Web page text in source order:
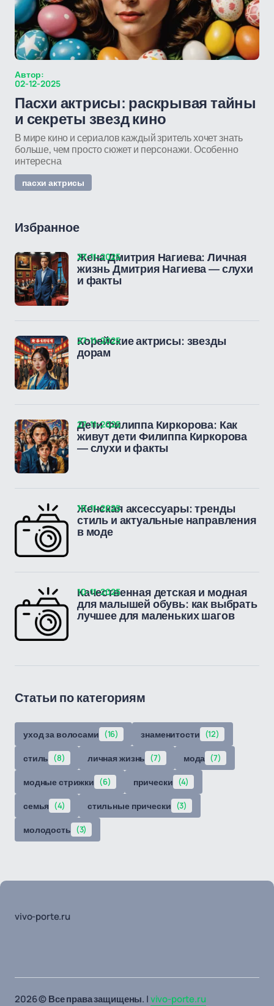
Автор:
02-12-2025
Пасхи актрисы: раскрывая тайны
и секреты звезд кино
В мире кино и сериалов каждый зритель хочет знать
больше, чем просто сюжет и персонажи. Особенно
интересна
пасхи актрисы
Избранное
Жена Дмитрия Нагиева: Личная
жизнь Дмитрия Нагиева — слухи
и факты
27-11-2025
Корейские актрисы: звезды
дорам
27-11-2025
Дети Филиппа Киркорова: Как
живут дети Филиппа Киркорова
— слухи и факты
27-11-2025
Женская аксессуары: тренды
стиль и актуальные направления
в моде
10-11-2025
Качественная детская и модная
для малышей обувь: как выбрать
лучшее для маленьких шагов
10-11-2025
Статьи по категориям
уход за волосами (16) знаменитости (12)
стиль (8) личная жизнь (7) мода (7)
модные стрижки (6) прически (4)
семья (4) стильные прически (3)
молодость (3)
vivo-porte.ru
2026 © Все права защищены. |vivo-porte.ru